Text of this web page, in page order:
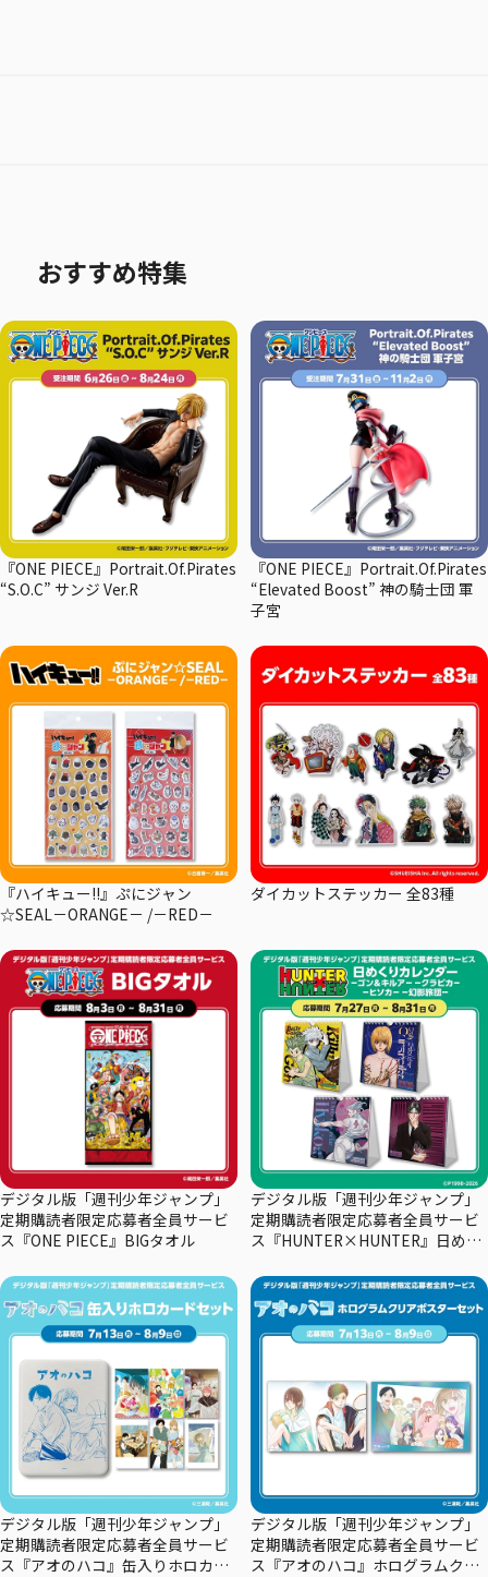
おすすめ特集
『ONE PIECE』Portrait.Of.Pirates
“S.O.C” サンジ Ver.R
『ONE PIECE』Portrait.Of.Pirates
“Elevated Boost” 神の騎士団 軍
子宮
『ハイキュー!!』ぷにジャン
☆SEAL－ORANGE－ /－RED－
ダイカットステッカー 全83種
デジタル版「週刊少年ジャンプ」
定期購読者限定応募者全員サービ
ス『ONE PIECE』BIGタオル
デジタル版「週刊少年ジャンプ」
定期購読者限定応募者全員サービ
ス『HUNTER×HUNTER』日めく
デジタル版「週刊少年ジャンプ」
定期購読者限定応募者全員サービ
ス『アオのハコ』缶入りホロカー
デジタル版「週刊少年ジャンプ」
定期購読者限定応募者全員サービ
ス『アオのハコ』ホログラムクリ